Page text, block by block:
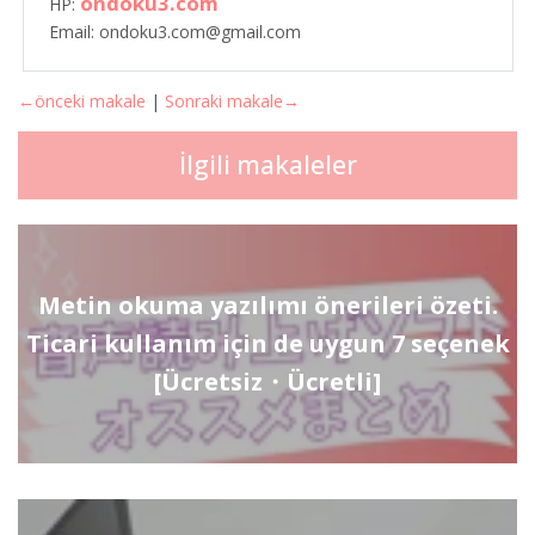
Email: ondoku3.com@gmail.com
←önceki makale | Sonraki makale→
İlgili makaleler
Metin okuma yazılımı önerileri özeti.
Ticari kullanım için de uygun 7 seçenek
[Ücretsiz・Ücretli]